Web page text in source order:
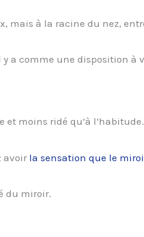
mais à la racine du nez,
a comme une disposition à
et moins ridé qu’à l’habitude.
avoir la sensation que le
du miroir.